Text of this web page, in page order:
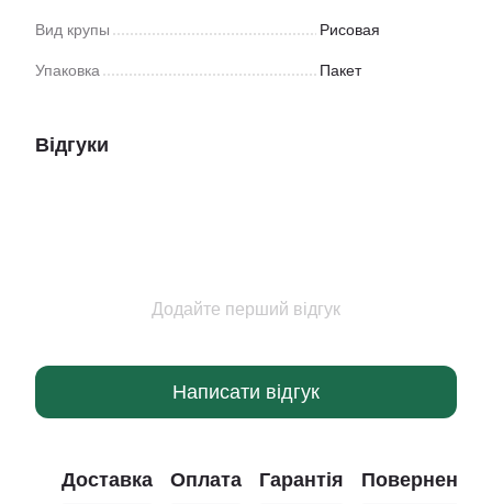
Вид крупы Рисовая
Упаковка Пакет
Відгуки
Додайте перший відгук
Написати відгук
Доставка Оплата Гарантія Повернення